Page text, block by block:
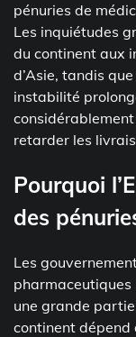
pénuries de
Les inquiétudes
du continent aux
d’Asie, tandis
instabilité
retarder les
Pourquoi
des
Les
pharmaceutiques
une grande
continent dépend